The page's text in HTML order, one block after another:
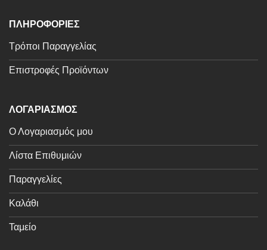
ΠΛΗΡΟΦΟΡΙΕΣ
Τρόποι Παραγγελίας
Επιστροφές Προϊόντων
ΛΟΓΑΡΙΑΣΜΟΣ
Ο Λογαριασμός μου
Λίστα Επιθυμιών
Παραγγελίες
Καλάθι
Ταμείο